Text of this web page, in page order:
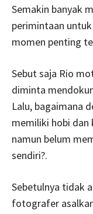
Semakin banyak
perimintaan
momen penting
Sebut saja Rio
diminta
Lalu, bagaimana
memiliki hobi
namun belum
sendiri?.
Sebetulnya tidak
fotografer